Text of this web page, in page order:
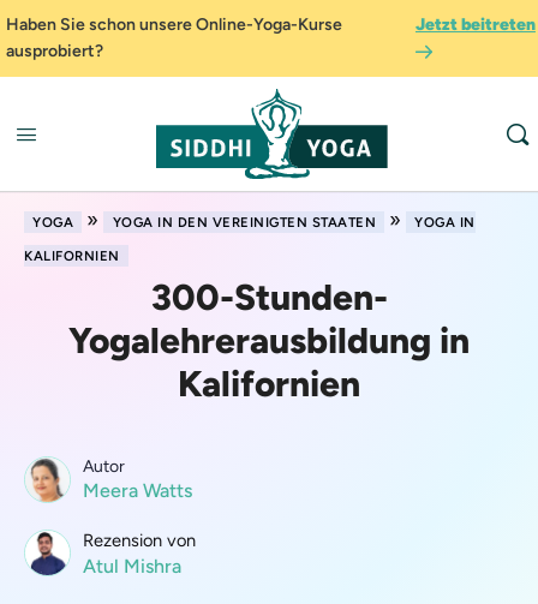
Haben Sie schon unsere Online-Yoga-Kurse
ausprobiert?
Jetzt beitreten
YOGA » YOGA IN DEN VEREINIGTEN STAATEN »
YOGA IN
KALIFORNIEN
300-Stunden-
Yogalehrerausbildung in
Kalifornien
Autor
Meera Watts
Rezension von
Atul Mishra